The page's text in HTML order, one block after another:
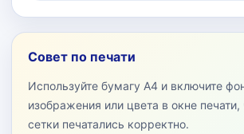
Совет по печати
Используйте бумагу A4 и включите
изображения или цвета в окне
сетки печатались корректно.